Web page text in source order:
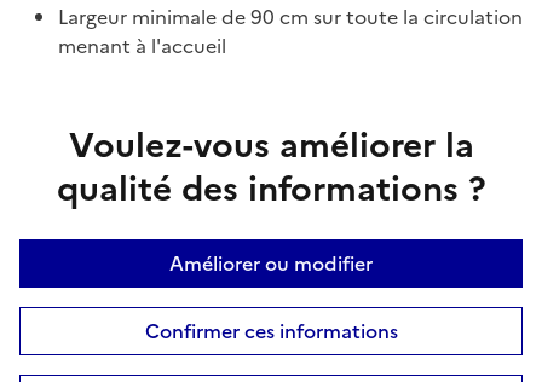
Largeur minimale de 90 cm sur toute la circulation
menant à l'accueil
Voulez-vous améliorer la
qualité des informations ?
Améliorer ou modifier
Confirmer ces informations